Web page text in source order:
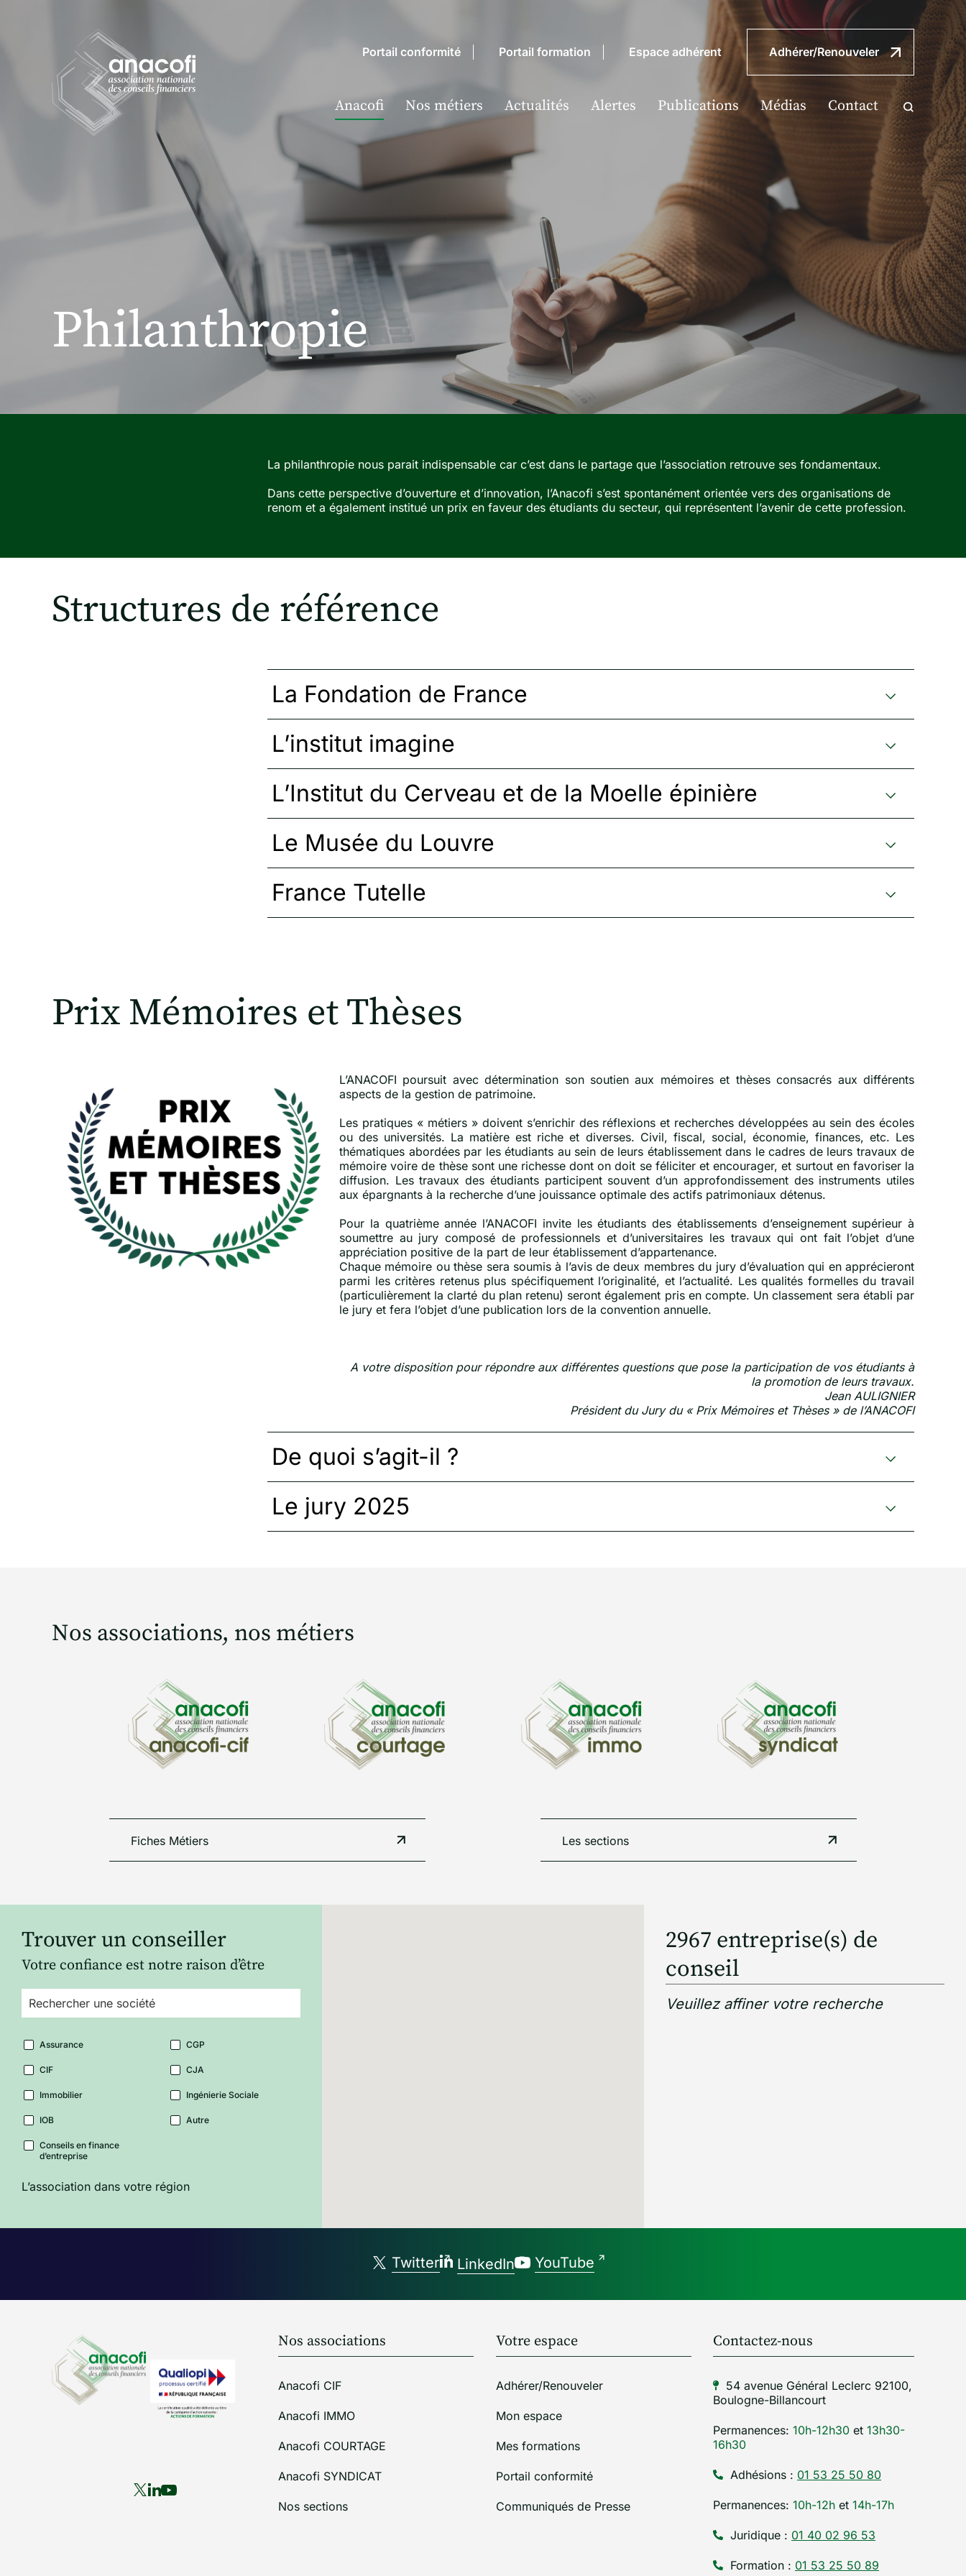
Portail conformité Portail formation Espace adhérent Adhérer/Renouveler
Anacofi Nos métiers Actualités Alertes Publications Médias Contact
Philanthropie
La philanthropie nous parait indispensable car c’est dans le partage que l’association retrouve ses fondamentaux.
Dans cette perspective d’ouverture et d’innovation, l’Anacofi s’est spontanément orientée vers des organisations de
renom et a également institué un prix en faveur des étudiants du secteur, qui représentent l’avenir de cette profession.
Structures de référence
La Fondation de France
L’institut imagine
L’Institut du Cerveau et de la Moelle épinière
Le Musée du Louvre
France Tutelle
Prix Mémoires et Thèses
L’ANACOFI poursuit avec détermination son soutien aux mémoires et thèses consacrés aux différents
aspects de la gestion de patrimoine.
Les pratiques « métiers » doivent s’enrichir des réflexions et recherches développées au sein des écoles
ou des universités. La matière est riche et diverses. Civil, fiscal, social, économie, finances, etc. Les
thématiques abordées par les étudiants au sein de leurs établissement dans le cadres de leurs travaux de
mémoire voire de thèse sont une richesse dont on doit se féliciter et encourager, et surtout en favoriser la
diffusion. Les travaux des étudiants participent souvent d’un approfondissement des instruments utiles
aux épargnants à la recherche d’une jouissance optimale des actifs patrimoniaux détenus.
Pour la quatrième année l’ANACOFI invite les étudiants des établissements d’enseignement supérieur à
soumettre au jury composé de professionnels et d’universitaires les travaux qui ont fait l’objet d’une
appréciation positive de la part de leur établissement d’appartenance.
Chaque mémoire ou thèse sera soumis à l’avis de deux membres du jury d’évaluation qui en apprécieront
parmi les critères retenus plus spécifiquement l’originalité, et l’actualité. Les qualités formelles du travail
(particulièrement la clarté du plan retenu) seront également pris en compte. Un classement sera établi par
le jury et fera l’objet d’une publication lors de la convention annuelle.
A votre disposition pour répondre aux différentes questions que pose la participation de vos étudiants à
la promotion de leurs travaux.
Jean AULIGNIER
Président du Jury du « Prix Mémoires et Thèses » de l’ANACOFI
De quoi s’agit-il ?
Le jury 2025
Nos associations, nos métiers
Fiches Métiers Les sections
Trouver un conseiller
Votre confiance est notre raison d’être
Assurance CGP
CIF CJA
Immobilier Ingénierie Sociale
IOB Autre
Conseils en finance
d’entreprise
L’association dans votre région
2967 entreprise(s) de
conseil
Veuillez affiner votre recherche
Twitter LinkedIn YouTube
Nos associations
Anacofi CIF
Anacofi IMMO
Anacofi COURTAGE
Anacofi SYNDICAT
Nos sections
Votre espace
Adhérer/Renouveler
Mon espace
Mes formations
Portail conformité
Communiqués de Presse
Contactez-nous
54 avenue Général Leclerc 92100,
Boulogne-Billancourt
Permanences:10h-12h30 et13h30-
16h30
Adhésions : 01 53 25 50 80
Permanences:10h-12h et14h-17h
Juridique : 01 40 02 96 53
Formation : 01 53 25 50 89